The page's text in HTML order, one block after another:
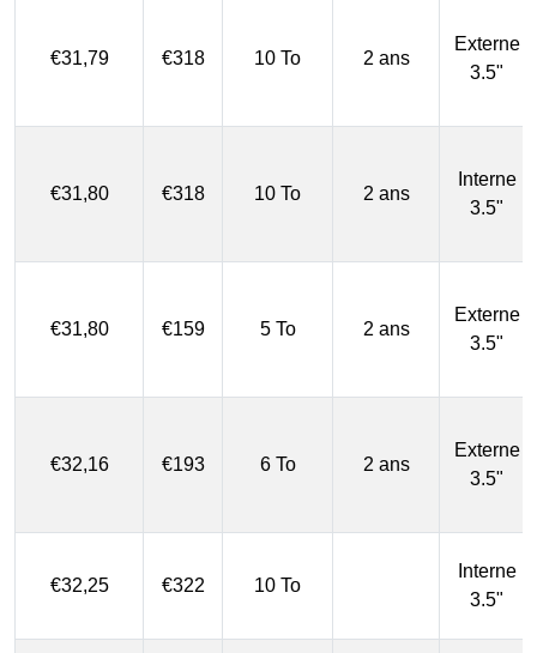
€31,79 €318 10 To 2 ans
Externe
3.5"
€31,80 €318 10 To 2 ans
Interne
3.5"
€31,80 €159 5 To 2 ans
Externe
3.5"
€32,16 €193 6 To 2 ans
Externe
3.5"
€32,25 €322 10 To
Interne
3.5"